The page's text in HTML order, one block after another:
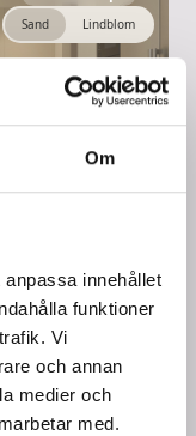
Om
innehållet
funktioner
Vi
och annan
medier och
med.
vägg- och